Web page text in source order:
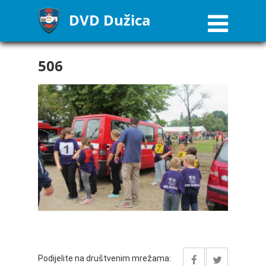
DVD Dužica
506
Podijelite na društvenim mrežama: